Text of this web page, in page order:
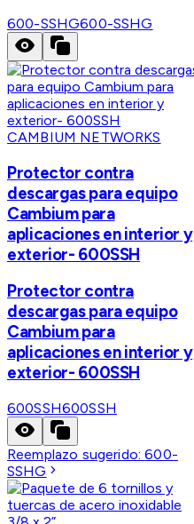
600-SSHG600-SSHG
CAMBIUM NETWORKS
Protector contra
descargas para equipo
Cambium para
aplicaciones en interior y
exterior- 600SSH
Protector contra
descargas para equipo
Cambium para
aplicaciones en interior y
exterior- 600SSH
600SSH600SSH
Reemplazo sugerido:600-
SSHG